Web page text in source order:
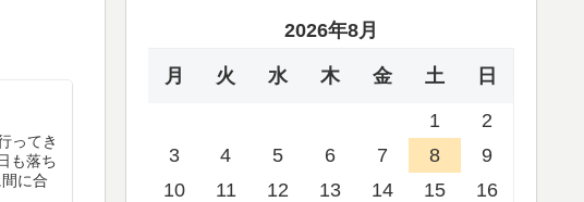
ってき
も落ち
に合
2026年8月
月 火 水 木 金 土 日
1
2
3
4 5 6 7 8
9
10
11 12 13 14 15
16